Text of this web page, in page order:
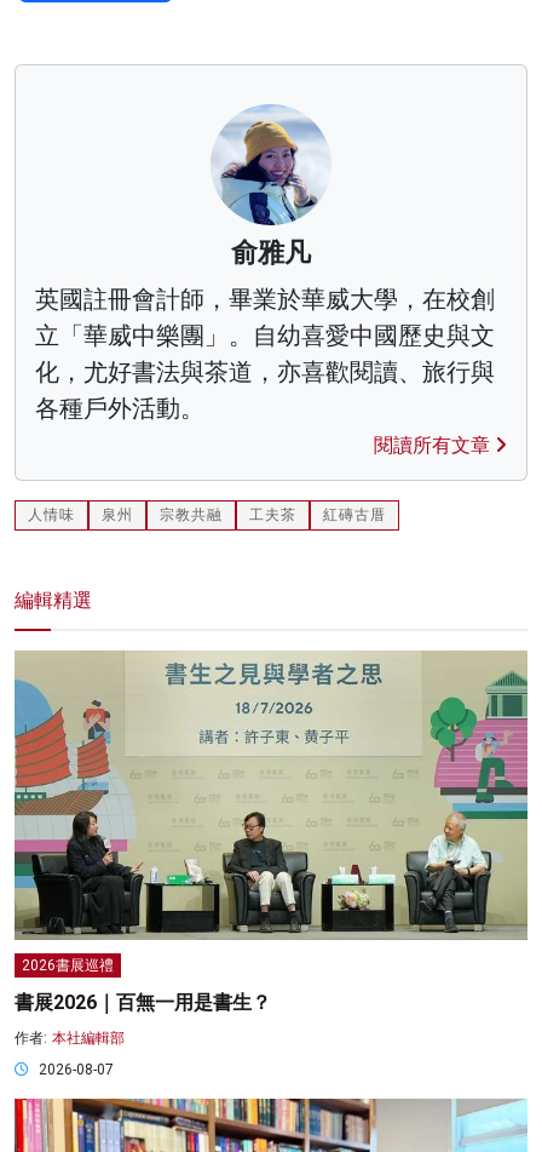
俞雅凡
英國註冊會計師，畢業於華威大學，在校創
立「華威中樂團」。自幼喜愛中國歷史與文
化，尤好書法與茶道，亦喜歡閱讀、旅行與
各種戶外活動。
閱讀所有文章
人情味 泉州 宗教共融 工夫茶 紅磚古厝
編輯精選
2026書展巡禮
書展2026｜百無一用是書生？
作者: 本社編輯部
2026-08-07